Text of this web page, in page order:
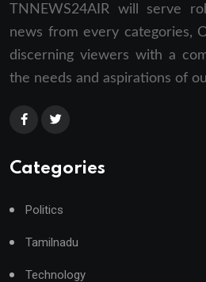
TNNEWS24AIR will serve
news from every categories,
discerning viewers with a
the needs and aspirations of
Categories
Politics
Tamilnadu
Technology